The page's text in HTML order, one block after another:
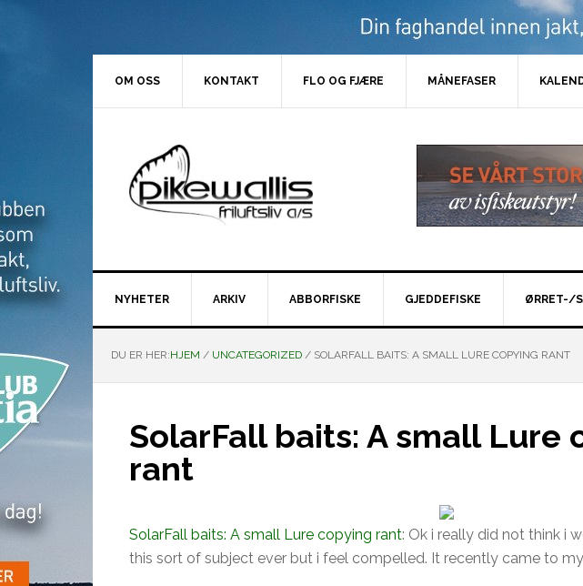
OM OSS KONTAKT FLO OG FJÆRE MÅNEFASER
NYHETER ARKIV ABBORFISKE GJEDDEFISKE ØRRET-/
DU ER HER:HJEM / UNCATEGORIZED / SOLARFALL BAITS: A SMALL LURE COPYING RANT
SolarFall baits: A small Lure
rant
SolarFall baits: A small Lure copying rant: Ok i really did not think i
this sort of subject ever but i feel compelled. It recently came to